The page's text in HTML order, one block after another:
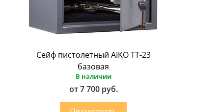
Сейф пистолетный AIKO ТТ-23
базовая
В наличии
от 7 700 руб.